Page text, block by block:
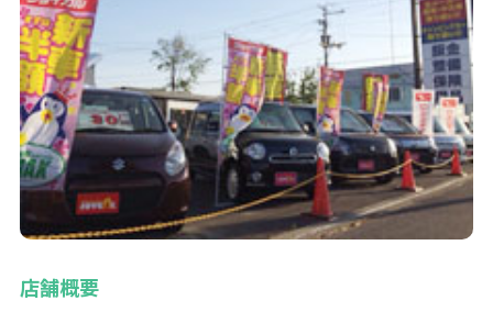
店舗概要